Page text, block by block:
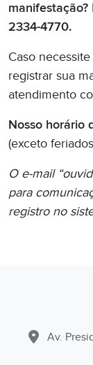
manifestação?
2334-4770.
Caso
registrar sua
atendimento
Nosso horário
(exceto
O e-mail
para
registro no
Av.